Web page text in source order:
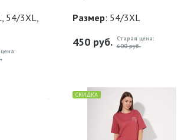
54/3XL,
Размер: 54/3XL
450руб. Старая цена:
600 руб.
СКИДКА